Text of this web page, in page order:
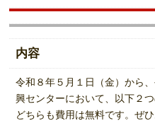
内容
令和８年５月１日（金）から
興センターにおいて、以下２
どちらも費用は無料です。ぜ